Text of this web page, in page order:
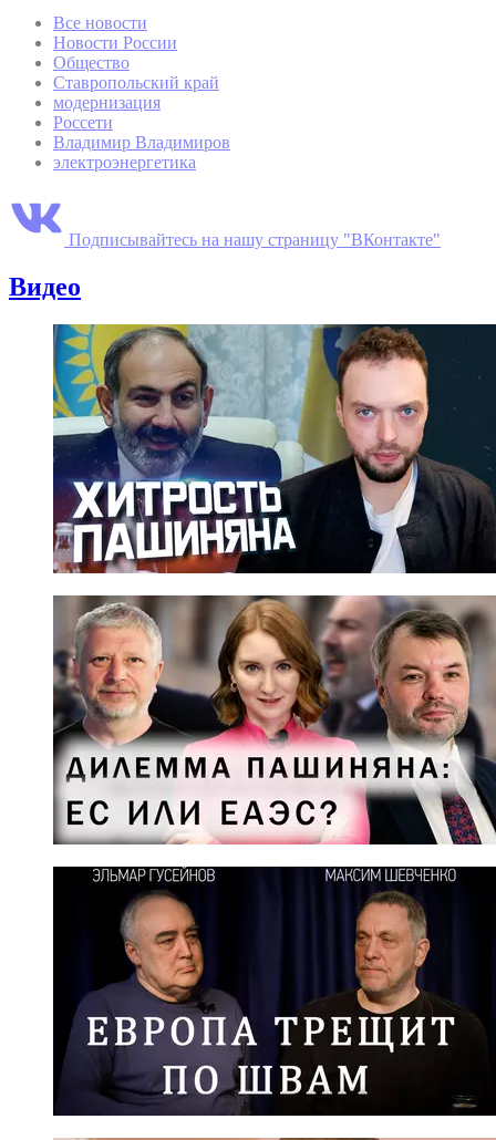
Все новости
Новости России
Общество
Ставропольский край
модернизация
Россети
Владимир Владимиров
электроэнергетика
Подписывайтесь на нашу страницу "ВКонтакте"
Видео